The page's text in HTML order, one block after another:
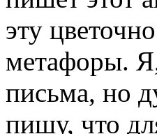
эту
метафоры.
письма, но
пишу, что